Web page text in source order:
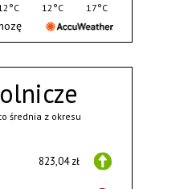
średnia z okresu
823,04 zł
12°C
17°C